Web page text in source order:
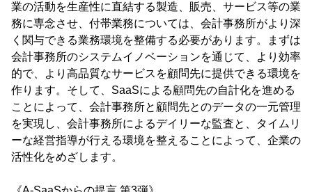
業の活動を生産性に直結する製造、販売、サービス等の業
務に専念させ、付帯業務については、会計事務所がより深
く関与できる業務環境を整備する必要があります。まずは
会計事務所のシステムイノベーションを通じて、より効率
的で、より高品質なサービスを顧問先に提供できる環境を
作ります。そして、SaaSによる顧問先の自計化を進める
ことによって、会計事務所と顧問先とのデータの一元管理
を実現し、会計事務所によるデイリーな監査と、タイムリ
ーな経営指導が行える環境を整えることによって、企業の
活性化をめざします。